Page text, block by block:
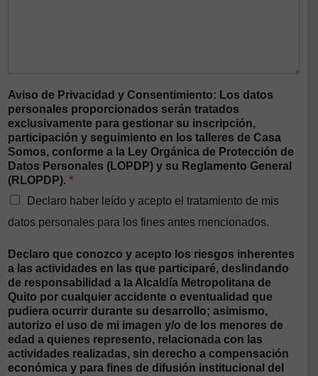
Aviso de Privacidad y Consentimiento: Los datos
personales proporcionados serán tratados
exclusivamente para gestionar su inscripción,
participación y seguimiento en los talleres de Casa
Somos, conforme a la Ley Orgánica de Protección de
Datos Personales (LOPDP) y su Reglamento General
(RLOPDP). *
Declaro haber leído y acepto el tratamiento de mis
datos personales para los fines antes mencionados.
Declaro que conozco y acepto los riesgos inherentes
a las actividades en las que participaré, deslindando
de responsabilidad a la Alcaldía Metropolitana de
Quito por cualquier accidente o eventualidad que
pudiera ocurrir durante su desarrollo; asimismo,
autorizo el uso de mi imagen y/o de los menores de
edad a quienes represento, relacionada con las
actividades realizadas, sin derecho a compensación
económica y para fines de difusión institucional del